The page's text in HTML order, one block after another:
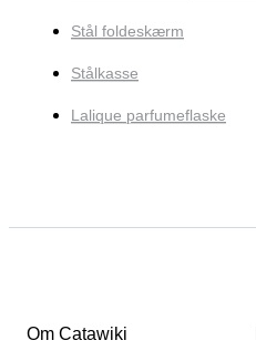
Stål foldeskærm
Stålkasse
Lalique parfumeflaske
Om Catawiki